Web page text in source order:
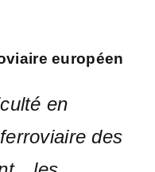
européen
en
des